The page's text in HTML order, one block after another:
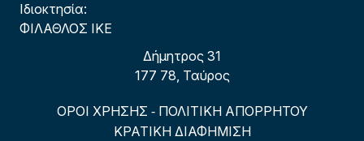
Ιδιοκτησία:
ΦΙΛΑΘΛΟΣ ΙΚΕ
Δήμητρος 31
177 78, Ταύρος
ΟΡΟΙ ΧΡΗΣΗΣ - ΠΟΛΙΤΙΚΗ ΑΠΟΡΡΗΤΟΥ
ΚΡΑΤΙΚΗ ΔΙΑΦΗΜΙΣΗ